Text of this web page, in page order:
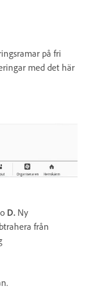
på fri
med det här
D. Ny
från